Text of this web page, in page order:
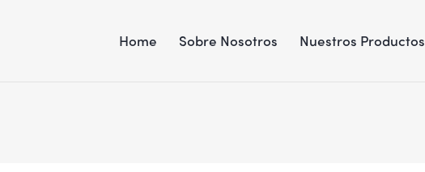
Home Sobre Nosotros Nuestros Productos